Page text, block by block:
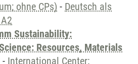
ohne CPs) - Deutsch als
Sustainability:
Resources, Materials
- International Center: